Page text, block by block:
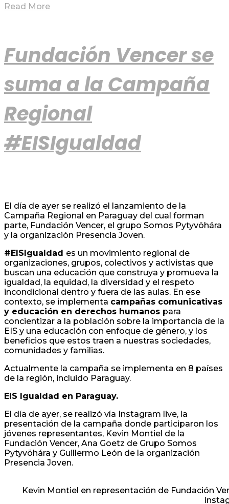
Read More
Fundación Vencer se
suma a la Campaña
Regional
#EISIgualdad
El día de ayer se realizó el lanzamiento de la
Campaña Regional en Paraguay del cual forman
parte, Fundación Vencer, el grupo Somos Pytyvöhára
y la organización Presencia Joven.
#EISIgualdad es un movimiento regional de
organizaciones, grupos, colectivos y activistas que
buscan una educación que construya y promueva la
igualdad, la equidad, la diversidad y el respeto
incondicional dentro y fuera de las aulas. En ese
contexto, se implementa campañas comunicativas
y educación en derechos humanos para
concientizar a la población sobre la importancia de la
EIS y una educación con enfoque de género, y los
beneficios que estos traen a nuestras sociedades,
comunidades y familias.
Actualmente la campaña se implementa en 8 países
de la región, incluido Paraguay.
EIS Igualdad en Paraguay.
El día de ayer, se realizó vía Instagram live, la
presentación de la campaña donde participaron los
jóvenes representantes, Kevin Montiel de la
Fundación Vencer, Ana Goetz de Grupo Somos
Pytyvöhára y Guillermo León de la organización
Presencia Joven.
Kevin Montiel en representación de Fundación